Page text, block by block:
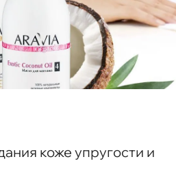
коже упругости и